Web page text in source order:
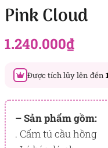
Pink Cloud
1.240.000₫
Được tích lũy lên đến
Đây là số PointSight
sản phẩm hôm nay,
BẠCH KIM
– Sản phẩm gồm:
. Cẩm tú cầu hồng